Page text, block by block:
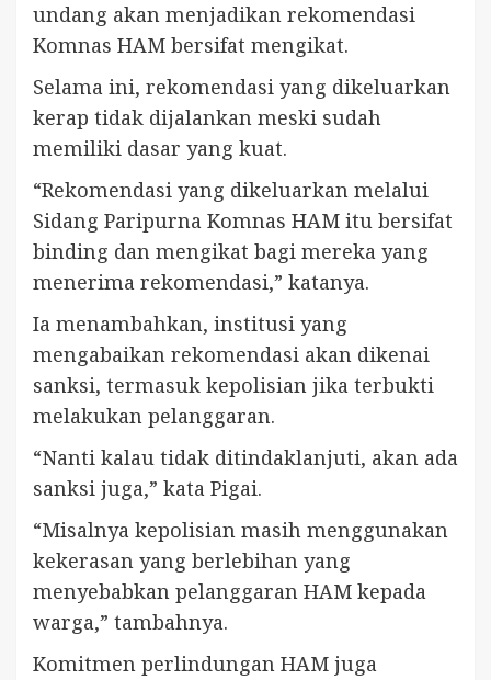
undang akan menjadikan rekomendasi
Komnas HAM bersifat mengikat.
Selama ini, rekomendasi yang dikeluarkan
kerap tidak dijalankan meski sudah
memiliki dasar yang kuat.
“Rekomendasi yang dikeluarkan melalui
Sidang Paripurna Komnas HAM itu bersifat
binding dan mengikat bagi mereka yang
menerima rekomendasi,” katanya.
Ia menambahkan, institusi yang
mengabaikan rekomendasi akan dikenai
sanksi, termasuk kepolisian jika terbukti
melakukan pelanggaran.
“Nanti kalau tidak ditindaklanjuti, akan ada
sanksi juga,” kata Pigai.
“Misalnya kepolisian masih menggunakan
kekerasan yang berlebihan yang
menyebabkan pelanggaran HAM kepada
warga,” tambahnya.
Komitmen perlindungan HAM juga